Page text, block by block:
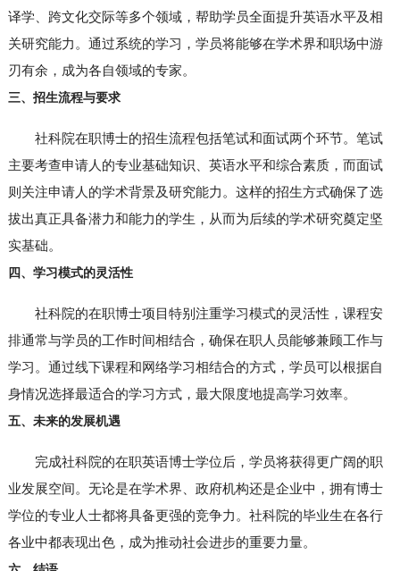
译学、跨文化交际等多个领域，帮助学员全面提升英语水平及相
关研究能力。通过系统的学习，学员将能够在学术界和职场中游
刃有余，成为各自领域的专家。
三、招生流程与要求
社科院在职博士的招生流程包括笔试和面试两个环节。笔试
主要考查申请人的专业基础知识、英语水平和综合素质，而面试
则关注申请人的学术背景及研究能力。这样的招生方式确保了选
拔出真正具备潜力和能力的学生，从而为后续的学术研究奠定坚
实基础。
四、学习模式的灵活性
社科院的在职博士项目特别注重学习模式的灵活性，课程安
排通常与学员的工作时间相结合，确保在职人员能够兼顾工作与
学习。通过线下课程和网络学习相结合的方式，学员可以根据自
身情况选择最适合的学习方式，最大限度地提高学习效率。
五、未来的发展机遇
完成社科院的在职英语博士学位后，学员将获得更广阔的职
业发展空间。无论是在学术界、政府机构还是企业中，拥有博士
学位的专业人士都将具备更强的竞争力。社科院的毕业生在各行
各业中都表现出色，成为推动社会进步的重要力量。